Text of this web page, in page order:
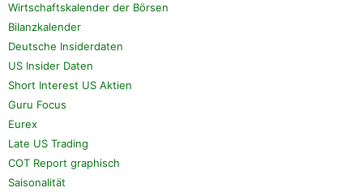
Wirtschaftskalender der Börsen
Bilanzkalender
Deutsche Insiderdaten
US Insider Daten
Short Interest US Aktien
Guru Focus
Eurex
Late US Trading
COT Report graphisch
Saisonalität